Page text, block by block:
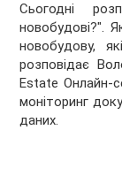
Сьогодні
новобудові?".
новобудову,
розповідає
Estate Онлайн-
моніторинг
даних.